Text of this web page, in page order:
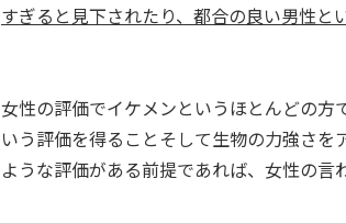
すぎると見下されたり、都合の良い男性と
女性の評価でイケメンというほとんどの方
いう評価を得ることそして生物の力強さ
ような評価がある前提であれば、女性の言